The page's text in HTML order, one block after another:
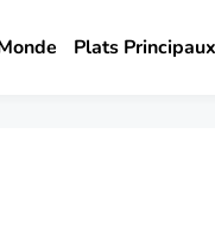
Plats Principaux